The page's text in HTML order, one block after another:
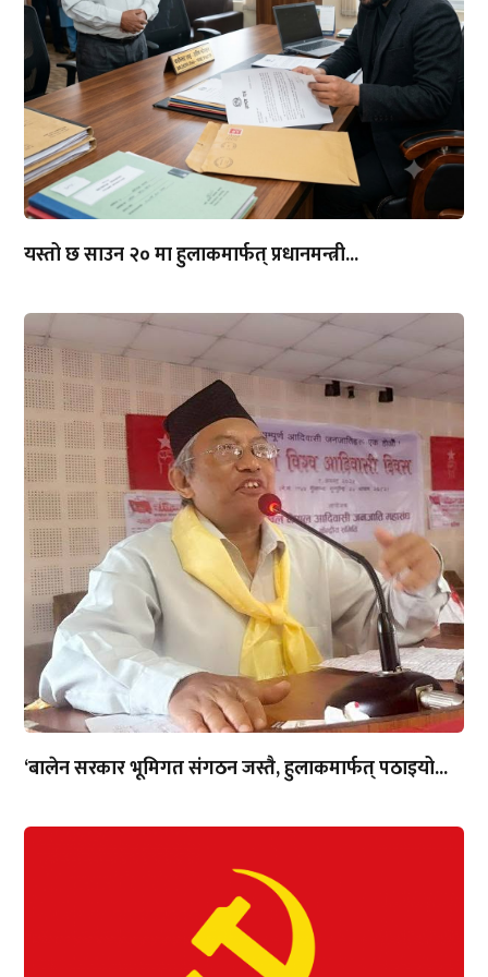
यस्तो छ साउन २० मा हुलाकमार्फत् प्रधानमन्त्री...
‘बालेन सरकार भूमिगत संगठन जस्तै, हुलाकमार्फत् पठाइयो...